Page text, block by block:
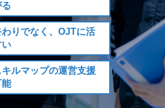
る
りでなく、 OJTに活
い
キルマップの運営支援